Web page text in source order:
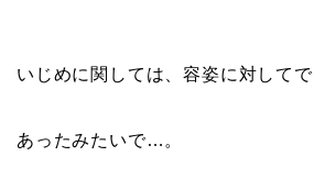
いじめに関しては、容姿に対してで
あったみたいで…。